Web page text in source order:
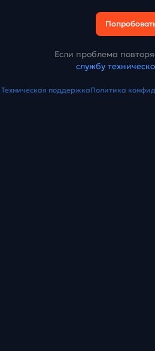
Если проблема
службу
Техническая поддержкаПолитика